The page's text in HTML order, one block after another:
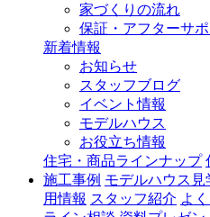
家づくりの流れ
保証・アフターサポ
新着情報
お知らせ
スタッフブログ
イベント情報
モデルハウス
お役立ち情報
住宅・商品ラインナップ
施工事例 モデルハウス見
用情報 スタッフ紹介 よ